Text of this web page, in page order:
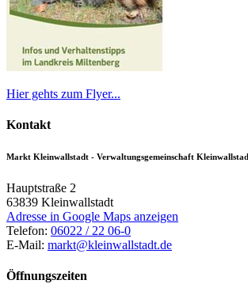
Hier gehts zum Flyer...
Kontakt
Markt Kleinwallstadt - Verwaltungsgemeinschaft
Hauptstraße 2
63839 Kleinwallstadt
Adresse in Google Maps anzeigen
Telefon: 06022 / 22 06-0
E-Mail: markt@kleinwallstadt.de
Öffnungszeiten